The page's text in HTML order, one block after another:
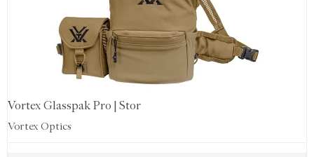
Vortex Glasspak Pro | Stor
Vortex Optics